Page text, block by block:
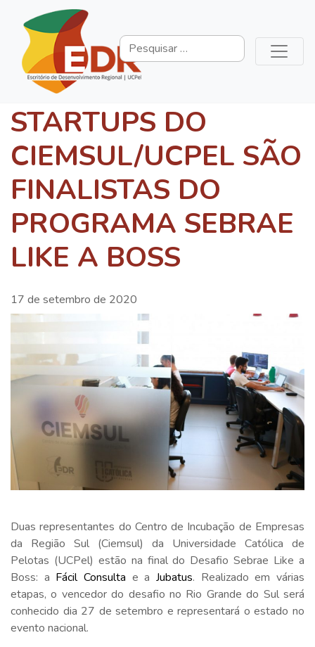
STARTUPS DO
CIEMSUL/UCPEL SÃO
FINALISTAS DO
PROGRAMA SEBRAE
LIKE A BOSS
17 de setembro de 2020
Duas representantes do Centro de Incubação de Empresas
da Região Sul (Ciemsul) da Universidade Católica de
Pelotas (UCPel) estão na final do Desafio Sebrae Like a
Boss: a Fácil Consulta e aJubatus. Realizado em várias
etapas, o vencedor do desafio no Rio Grande do Sul será
conhecido dia 27 de setembro e representará o estado no
evento nacional.